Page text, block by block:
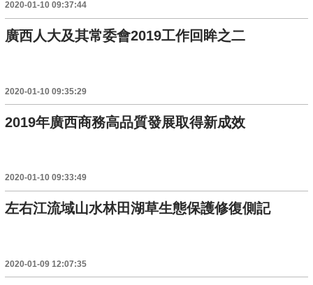
2020-01-10 09:37:44
廣西人大及其常委會2019工作回眸之二
2020-01-10 09:35:29
2019年廣西商務高品質發展取得新成效
2020-01-10 09:33:49
左右江流域山水林田湖草生態保護修復側記
2020-01-09 12:07:35